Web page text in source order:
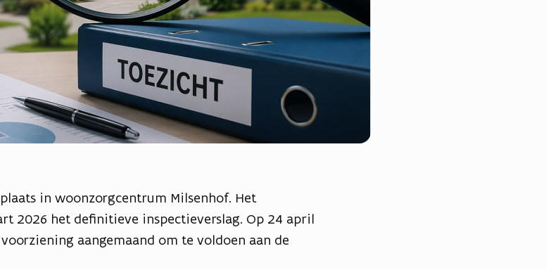
in woonzorgcentrum Milsenhof. Het
2026 het definitieve inspectieverslag. Op 24 april
aangemaand om te voldoen aan de